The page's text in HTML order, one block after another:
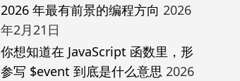
2026 年最有前景的编程方向 2026
年2月21日
你想知道在 JavaScript 函数里，形
参写 $event 到底是什么意思 2026